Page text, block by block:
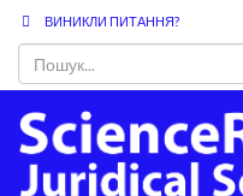
ВИНИКЛИ ПИТАННЯ?